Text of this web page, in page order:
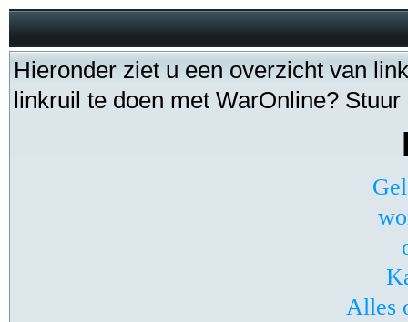
Hieronder ziet u een overzicht van
linkruil te doen met WarOnline?
Alles